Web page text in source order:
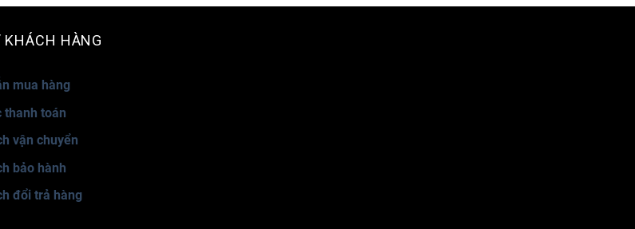
KHÁCH HÀNG
mua hàng
thanh toán
vận chuyển
bảo hành
đổi trả hàng